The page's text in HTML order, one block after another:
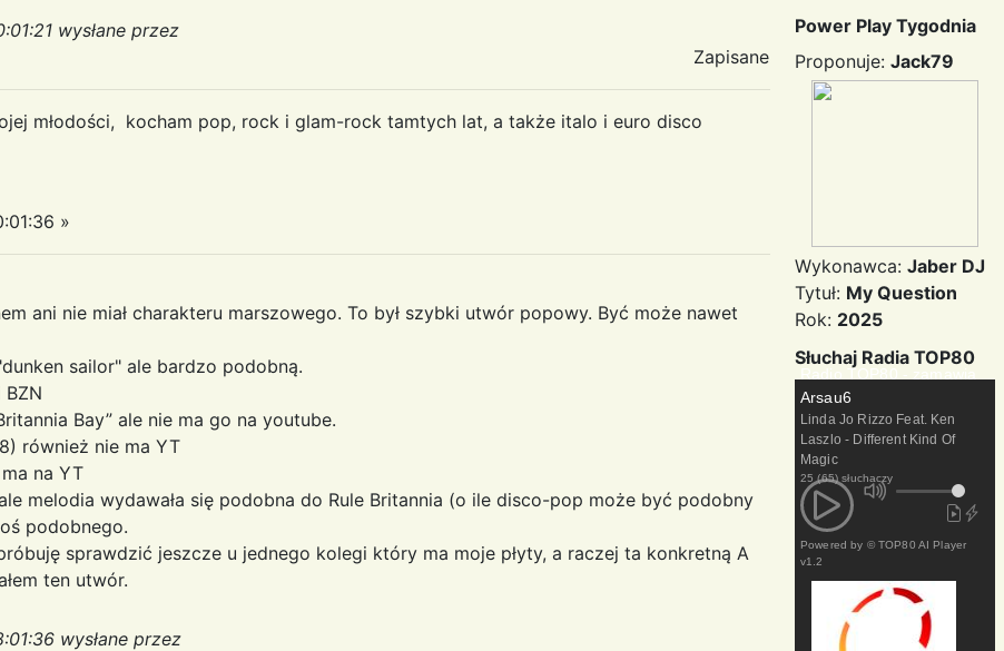
wysłane przez
Zapisane
młodości, kocham pop, rock i glam-rock tamtych lat, a także italo i euro disco
»
ani nie miał charakteru marszowego. To był szybki utwór popowy. Być może nawet
sailor" ale bardzo podobną.
Bay” ale nie ma go na youtube.
również nie ma YT
na YT
melodia wydawała się podobna do Rule Britannia (o ile disco-pop może być podobny
podobnego.
sprawdzić jeszcze u jednego kolegi który ma moje płyty, a raczej ta konkretną A
ten utwór.
wysłane przez
Power Play Tygodnia
Proponuje: Jack79
Wykonawca: Jaber DJ
Tytuł: My Question
Rok: 2025
Słuchaj Radia TOP80
Radio TOP80 - zamawia
Arsau6
Linda Jo Rizzo Feat. Ken
Laszlo - Different Kind Of
Magic
25 (65) słuchaczy
Powered by © TOP80 AI Player
v1.2